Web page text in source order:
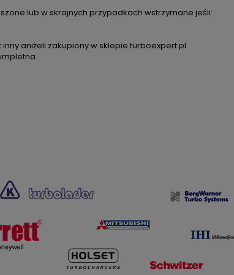
lub w skrajnych przypadkach wstrzymane jeśli:
aniżeli zakupiony w sklepie turboexpert.pl